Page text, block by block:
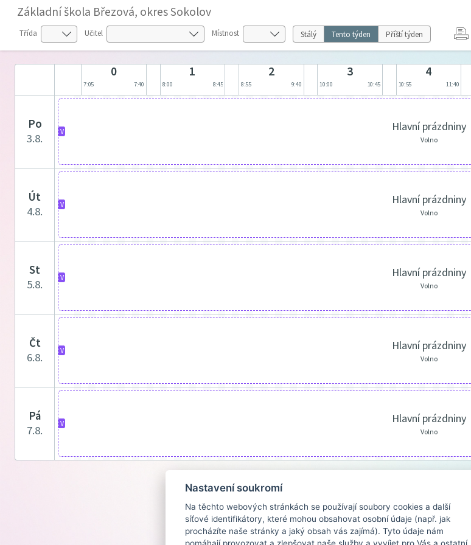
Základní škola Březová, okres Sokolov
Třída Učitel Místnost Stálý Tento týden Příští týden
0
7:05 7:40
1
8:00 8:45
2
8:55 9:40
3
10:00 10:45
4
10:55 11:40
po
3.8.
V Hlavní prázdniny
Volno
út
4.8.
V Hlavní prázdniny
Volno
st
5.8.
V Hlavní prázdniny
Volno
čt
6.8.
V Hlavní prázdniny
Volno
pá
7.8.
V Hlavní prázdniny
Volno
Nastavení soukromí
Na těchto webových stránkách se používají soubory cookies a další
síťové identifikátory, které mohou obsahovat osobní údaje (např. jak
procházíte naše stránky a jaký obsah vás zajímá). Tyto údaje nám